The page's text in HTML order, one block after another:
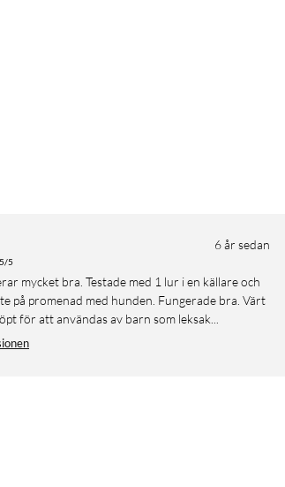
6 år sedan
5/5
på promenad med hunden. Fungerade bra. Värt
för att användas av barn som leksak...